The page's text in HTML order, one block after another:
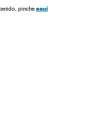
América
pinche aquí